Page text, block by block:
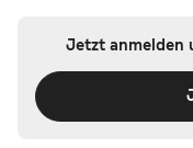
Jetzt anmelden